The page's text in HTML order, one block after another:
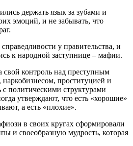
держать язык за зубами и
эмоций, и не забывать, что
у правительства, и
к народной заступнице – мафии.
контроль над преступным
проституцией и
с политическими структурами
утверждают, что есть «хорошие»
а есть «плохие».
в своих кругах сформировали
и своеобразную мудрость, которая